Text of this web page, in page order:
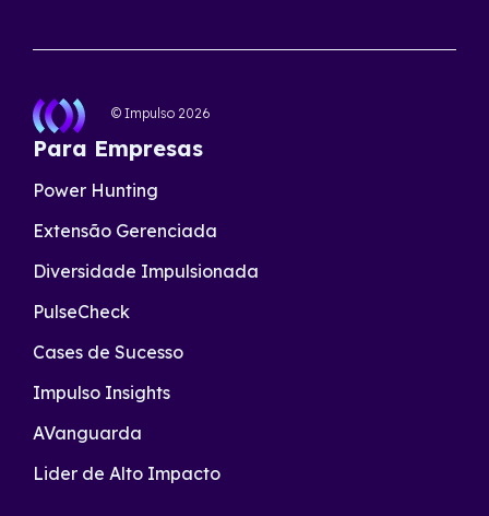
© Impulso 2026
Para Empresas
Power Hunting
Extensão Gerenciada
Diversidade Impulsionada
PulseCheck
Cases de Sucesso
Impulso Insights
AVanguarda
Lider de Alto Impacto